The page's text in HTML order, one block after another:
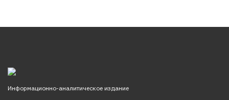
Информационно-аналитическое издание